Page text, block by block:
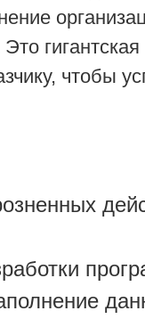
гигантская
чтобы